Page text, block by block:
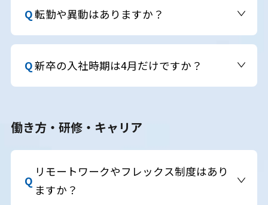
の職種・グループ会社では異なる勤務地になる可能
性があります。
転勤や異動はありますか？
基本的にはありませんが、キャリア形成や本人の
希望によって、グループ内異動の可能性はありま
す。
新卒の入社時期は4月だけですか？
プログラムは既卒の方もご応募可能であり、この場
働き方・研修・キャリア
リモートワークやフレックス制度はあり
ますか？